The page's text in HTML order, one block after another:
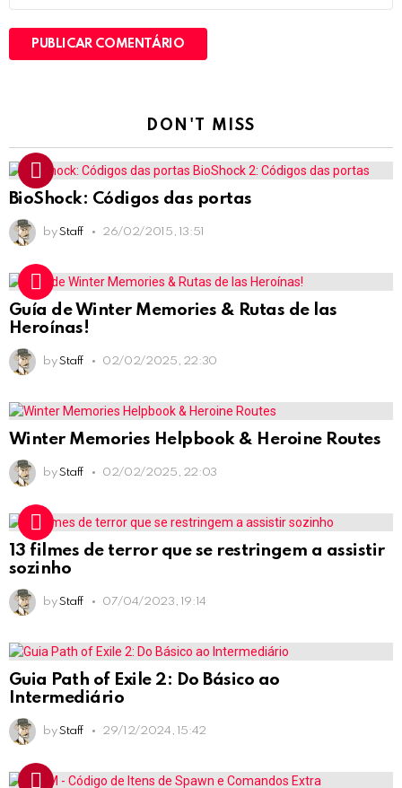
DON'T MISS
BioShock: Códigos das portas
by Staff 26/02/2015, 13:51
Guía de Winter Memories & Rutas de las
Heroínas!
by Staff 02/02/2025, 22:30
Winter Memories Helpbook & Heroine Routes
by Staff 02/02/2025, 22:03
13 filmes de terror que se restringem a assistir
sozinho
by Staff 07/04/2023, 19:14
Guia Path of Exile 2: Do Básico ao
Intermediário
by Staff 29/12/2024, 15:42